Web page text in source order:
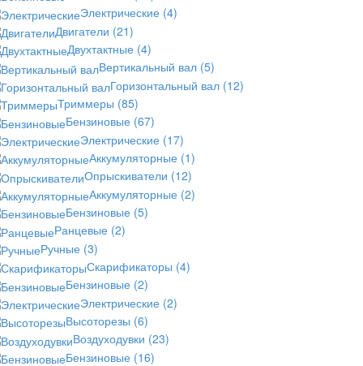
Электрические (4)
Двигатели (21)
Двухтактные (4)
Вертикальный вал (5)
Горизонтальный вал (12)
Триммеры (85)
Бензиновые (67)
Электрические (17)
Аккумуляторные (1)
Опрыскиватели (12)
Аккумуляторные (2)
Бензиновые (5)
Ранцевые (2)
Ручные (3)
Скарификаторы (4)
Бензиновые (2)
Электрические (2)
Высоторезы (6)
Воздуходувки (23)
Бензиновые (16)